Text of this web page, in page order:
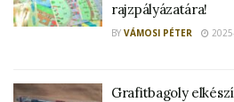
rajzpályázatára!
BY VÁMOSI PÉTER
Grafitbagoly